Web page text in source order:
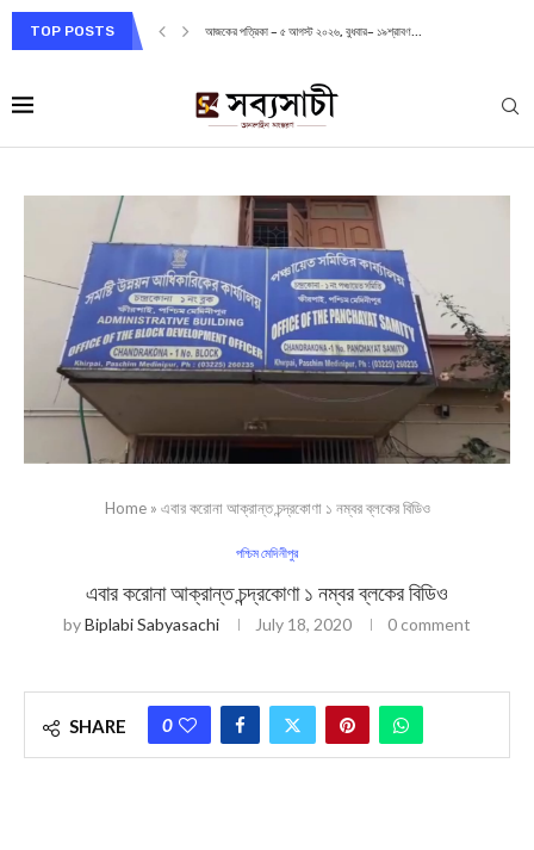
TOP POSTS আজকের পত্রিকা – ৫ আগস্ট ২০২৬, বুধবার– ১৯শ্রাবণ...
Home» এবার করোনা আক্রান্ত চন্দ্রকোণা ১ নম্বর ব্লকের বিডিও
পশ্চিম মেদিনীপুর
এবার করোনা আক্রান্ত চন্দ্রকোণা ১ নম্বর ব্লকের বিডিও
byBiplabi Sabyasachi July 18, 2020 0 comment
SHARE 0